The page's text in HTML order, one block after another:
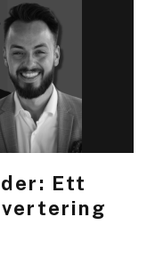
Ett